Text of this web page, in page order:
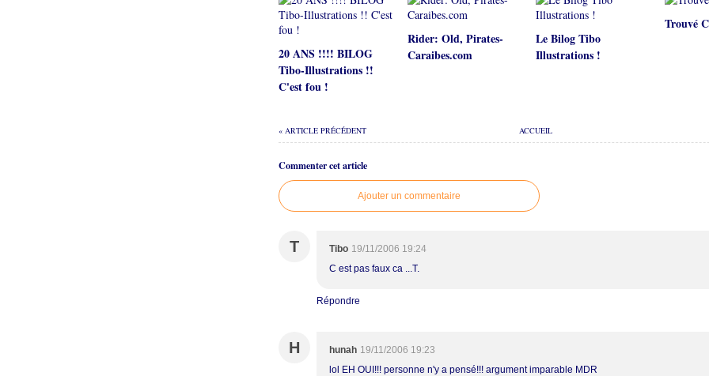
20 ANS !!!! BILOG
Tibo-Illustrations !!
C'est fou !
Rider: Old, Pirates-
Caraibes.com
Le Bilog Tibo
Illustrations !
Trouvé
ACCUEIL
« ARTICLE PRÉCÉDENT
Commenter cet article
Ajouter un commentaire
T Tibo 19/11/2006 19:24
C est pas faux ca ...T.
Répondre
H hunah 19/11/2006 19:23
lol EH OUI!!! personne n'y a pensé!!! argument imparable MDR